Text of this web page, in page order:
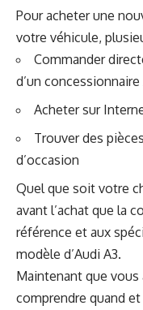
Pour acheter une
votre véhicule,
Commander
d’un concessionnaire
Acheter sur
Trouver des
d’occasion
Quel que soit votre
avant l’achat que la
référence et aux
modèle d’Audi A3.
Maintenant que
comprendre quand